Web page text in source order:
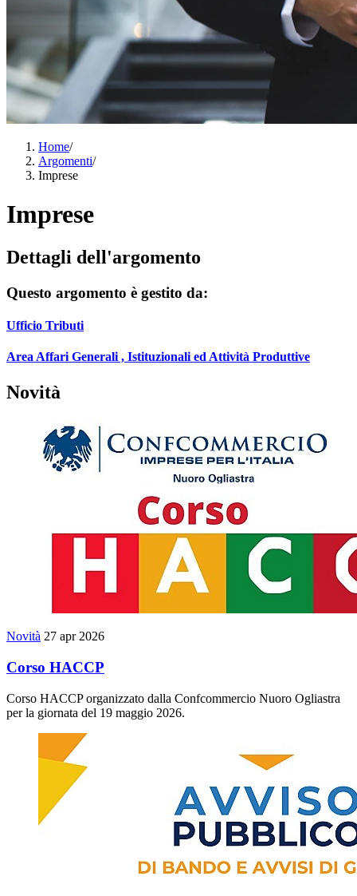
Home/
Argomenti/
Imprese
Imprese
Dettagli dell'argomento
Questo argomento è gestito da:
Ufficio Tributi
Area Affari Generali , Istituzionali ed Attività Produttive
Novità
Novità 27 apr 2026
Corso HACCP
Corso HACCP organizzato dalla Confcommercio Nuoro Ogliastra
per la giornata del 19 maggio 2026.